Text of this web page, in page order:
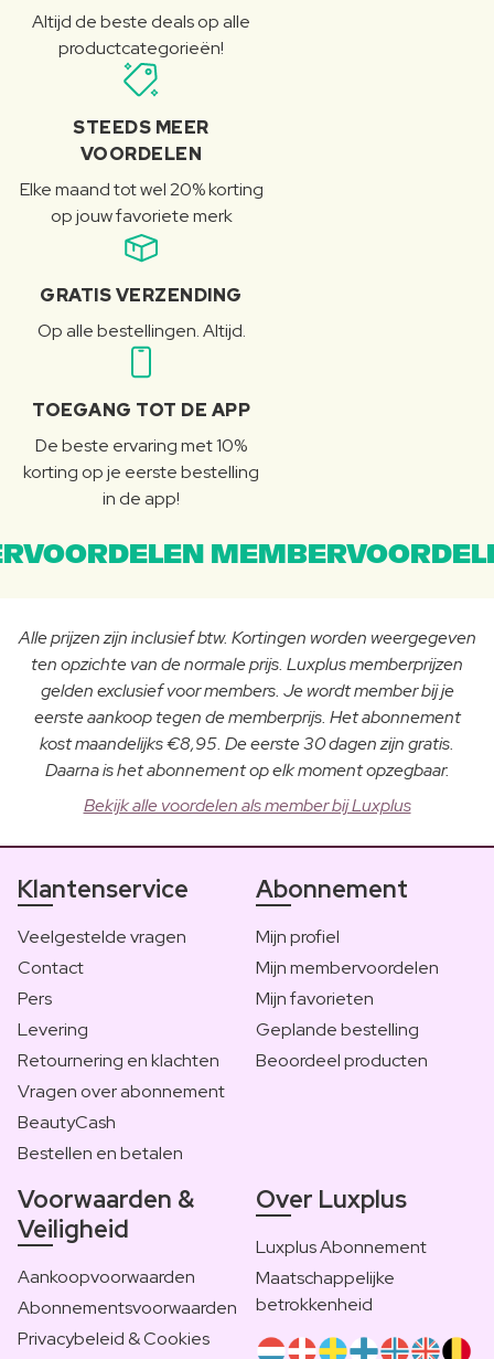
Altijd de beste deals op alle
productcategorieën!
STEEDS MEER
VOORDELEN
Elke maand tot wel 20% korting
op jouw favoriete merk
GRATIS VERZENDING
Op alle bestellingen. Altijd.
TOEGANG TOT DE APP
De beste ervaring met 10%
korting op je eerste bestelling
in de app!
Alle prijzen zijn inclusief btw. Kortingen worden weergegeven
ten opzichte van de normale prijs. Luxplus memberprijzen
gelden exclusief voor members. Je wordt member bij je
eerste aankoop tegen de memberprijs. Het abonnement
kost maandelijks €8,95. De eerste 30 dagen zijn gratis.
Daarna is het abonnement op elk moment opzegbaar.
Bekijk alle voordelen als member bij Luxplus
Klantenservice
Veelgestelde vragen
Contact
Pers
Levering
Retournering en klachten
Vragen over abonnement
BeautyCash
Bestellen en betalen
Abonnement
Mijn profiel
Mijn membervoordelen
Mijn favorieten
Geplande bestelling
Beoordeel producten
Voorwaarden &
Veiligheid
Aankoopvoorwaarden
Abonnementsvoorwaarden
Privacybeleid & Cookies
Over Luxplus
Luxplus Abonnement
Maatschappelijke
betrokkenheid